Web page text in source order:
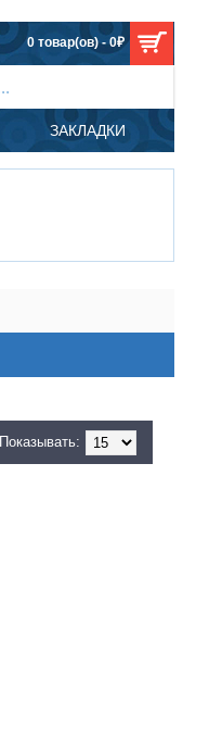
0 товар(ов) - 0₽
ЗАКЛАДКИ
Показывать: